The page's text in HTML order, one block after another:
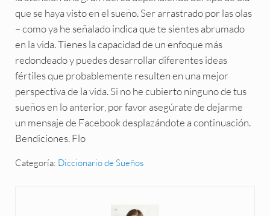
que se haya visto en el sueño. Ser arrastrado por las olas
– como ya he señalado indica que te sientes abrumado
en la vida. Tienes la capacidad de un enfoque más
redondeado y puedes desarrollar diferentes ideas
fértiles que probablemente resulten en una mejor
perspectiva de la vida. Si no he cubierto ninguno de tus
sueños en lo anterior, por favor asegúrate de dejarme
un mensaje de Facebook desplazándote a continuación.
Bendiciones. Flo
Categoría: Diccionario de Sueños